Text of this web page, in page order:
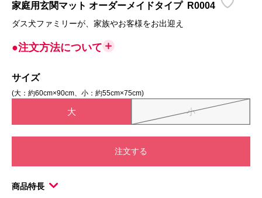
家庭用玄関マット オーダーメイドタイプ
R0004
ダス犬ファミリーが、家族やお客様をお出迎え
●注文方法について
サイズ
(大：約60cm×90cm、小：約55cm×75cm)
大 小
注文する
商品特長